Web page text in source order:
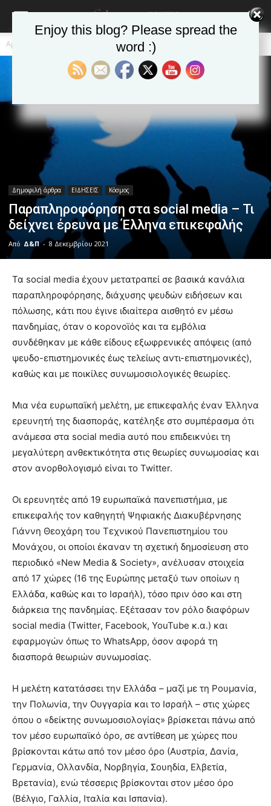
Αρχική
Δημοφιλή άρθρα ΕΙΔΗΣΕΙΣ Κόσμος
Παραπληροφόρηση στα social media – Τι
δείχνει έρευνα με Έλληνα επικεφαλής
Από Δ&Π - 8 Δεκεμβρίου 2021
lesbians
very
cam
show.desi
xxx
brandi
lyons
teaches
meaning
pain.
pornhun
Τα social media έχουν μετατραπεί σε βασικά κανάλια
παραπληροφόρησης, διάχυσης ψευδών ειδήσεων και
πόλωσης, κάτι που έγινε ιδιαίτερα αισθητό εν μέσω
πανδημίας, όταν ο κορονοϊός και τα εμβόλια
συνδέθηκαν με κάθε είδους εξωφρενικές απόψεις (από
ψευδο-επιστημονικές έως τελείως αντι-επιστημονικές),
καθώς και με ποικίλες συνωμοσιολογικές θεωρίες.
Μια νέα ευρωπαϊκή μελέτη, με επικεφαλής έναν Έλληνα
ερευνητή της διασποράς, κατέληξε στο συμπέρασμα ότι
ανάμεσα στα social media αυτό που επιδεικνύει τη
μεγαλύτερη ανθεκτικότητα στις θεωρίες συνωμοσίας και
στον ανορθολογισμό είναι το Twitter.
Οι ερευνητές από 19 ευρωπαϊκά πανεπιστήμια, με
επικεφαλής τον καθηγητή Ψηφιακής Διακυβέρνησης
Γιάννη Θεοχάρη του Τεχνικού Πανεπιστημίου του
Μονάχου, οι οποίοι έκαναν τη σχετική δημοσίευση στο
περιοδικό «New Media & Society», ανέλυσαν στοιχεία
από 17 χώρες (16 της Ευρώπης μεταξύ των οποίων η
Ελλάδα, καθώς και το Ισραήλ), τόσο πριν όσο και στη
διάρκεια της πανδημίας. Εξέτασαν τον ρόλο διαφόρων
social media (Twitter, Facebook, YouTube κ.α.) και
εφαρμογών όπως το WhatsApp, όσον αφορά τη
διασπορά θεωριών συνωμοσίας.
Η μελέτη κατατάσσει την Ελλάδα – μαζί με τη Ρουμανία,
την Πολωνία, την Ουγγαρία και το Ισραήλ – στις χώρες
όπου ο «δείκτης συνωμοσιολογίας» βρίσκεται πάνω από
τον μέσο ευρωπαϊκό όρο, σε αντίθεση με χώρες που
βρίσκονται κάτω από τον μέσο όρο (Αυστρία, Δανία,
Γερμανία, Ολλανδία, Νορβηγία, Σουηδία, Ελβετία,
Βρετανία), ενώ τέσσερις βρίσκονται στον μέσο όρο
(Βέλγιο, Γαλλία, Ιταλία και Ισπανία).
Enjoy this blog? Please spread the
word :)